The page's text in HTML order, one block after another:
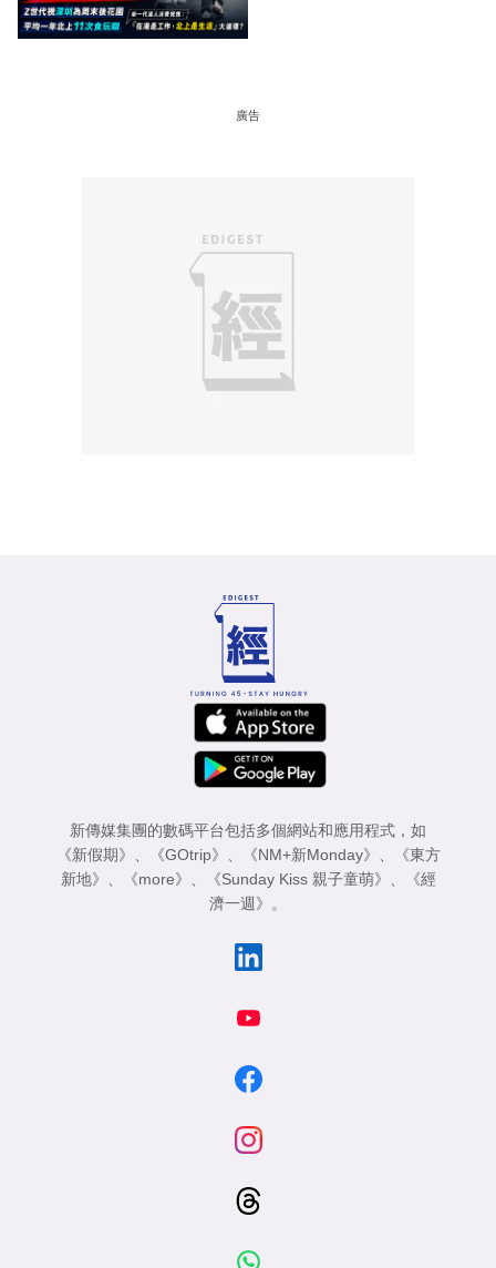
廣告
新傳媒集團的數碼平台包括多個網站和應用程式，如
《新假期》
《GOtrip》 《NM+新Monday》
《東方
新地》
《more》 《Sunday Kiss 親子童萌》
《經
濟一週》
。